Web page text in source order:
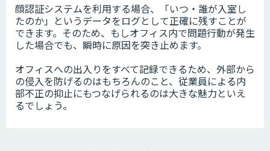
顔認証システムを利用する場合、「いつ・誰が入室し
たのか」というデータをログとして正確に残すことが
できます。そのため、もしオフィス内で問題行動が発生
した場合でも、瞬時に原因を突き止めます。
オフィスへの出入りをすべて記録できるため、外部から
の侵入を防げるのはもちろんのこと、従業員による内
部不正の抑止にもつなげられるのは大きな魅力といえ
るでしょう。